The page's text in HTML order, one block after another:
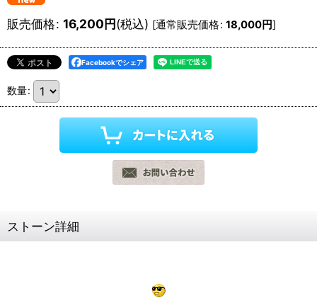
販売価格: 16,200円(税込) [通常販売価格: 18,000円]
Facebookでシェア
数量:
ストーン詳細